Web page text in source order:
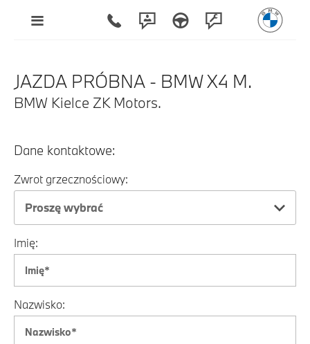
JAZDA PRÓBNA - BMW X4 M.
BMW Kielce ZK Motors.
Dane kontaktowe:
Zwrot grzecznościowy:
Proszę wybrać
Imię:
Nazwisko: